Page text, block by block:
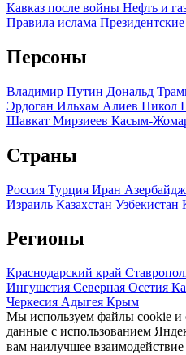
Кавказ после войны Нефть и
Правила ислама
Персоны
Владимир Путин Дональд
Эрдоган Ильхам Алиев Никол
Шавкат Мирзиеев Касым-
Страны
Россия Турция Иран
Израиль Казахстан Узбекистан
Регионы
Краснодарский край
Ингушетия Северная Осетия
Черкесия Адыгея Крым
Мы используем файлы cookie и
данные с использованием
вам наилучшее